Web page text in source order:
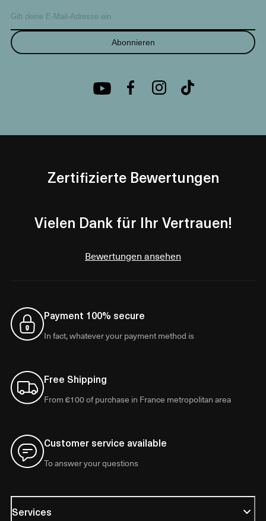
Abonnieren
Zertifizierte Bewertungen
Vielen Dank für Ihr Vertrauen!
Bewertungen ansehen
Payment 100% secure
In fact, whatever your payment method is
Free Shipping
From €100 of purchase in France metropolitan area
Customer service available
To answer your questions
Services